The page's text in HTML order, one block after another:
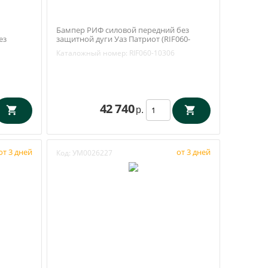
Бампер РИФ силовой передний без
защитной дуги Уаз Патриот (RIF060-
10306)
Каталожный номер: RIF060-10306
42 740 р.
3 дней Код: УМ0026227 от 3 дней